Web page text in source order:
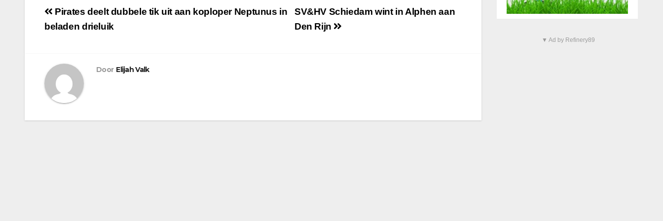
SV&HV Schiedam wint in Alphen aan
Den Rijn
Pirates deelt dubbele tik uit aan koploper Neptunus in
beladen drieluik
Door Elijah Valk
▼ Ad by Refinery89